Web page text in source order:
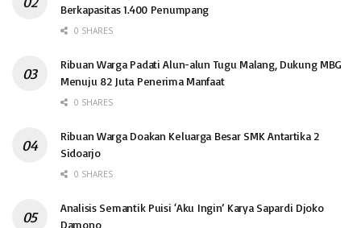
Berkapasitas 1.400 Penumpang
0 SHARES
Ribuan Warga Padati Alun-alun Tugu Malang, Dukung MBG
Menuju 82 Juta Penerima Manfaat
0 SHARES
Ribuan Warga Doakan Keluarga Besar SMK Antartika 2
Sidoarjo
0 SHARES
Analisis Semantik Puisi ‘Aku Ingin’ Karya Sapardi Djoko
Damono